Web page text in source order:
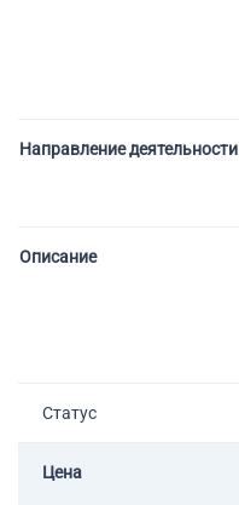
Направление деятельности
Описание
Статус
Цена